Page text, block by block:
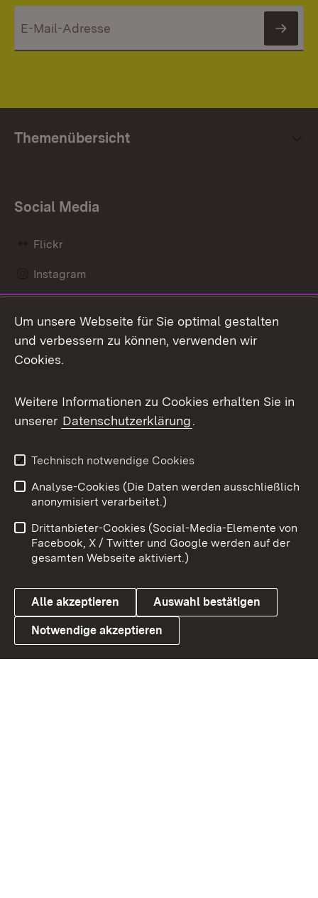
Themenübersicht
Social Media
Flickr
Instagram
Mastodon
Messenger
Social Wall
X / Twitter
Youtube
Link zum Landesportal
Benutzungshinweise
Barrierefreiheit
Datenschutz
Cookies
Um unsere Webseite für Sie optimal gestalten
und verbessern zu können, verwenden wir
Cookies.
Weitere Informationen zu Cookies erhalten Sie in
unserer Datenschutzerklärung.
Technisch notwendige Cookies
Analyse-Cookies (Die Daten werden ausschließlich
anonymisiert verarbeitet.)
Drittanbieter-Cookies (Social-Media-Elemente von
Facebook, X / Twitter und Google werden auf der
gesamten Webseite aktiviert.)
Alle akzeptieren Auswahl bestätigen
Notwendige akzeptieren